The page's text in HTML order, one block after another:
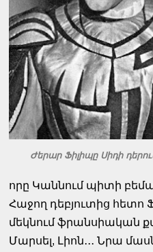
Ժերար Ֆիլիպը Սիդի
որը Կաննում պիտի
Հաջող դեբյուտից հետո
մեկնում ֆրանսիական
Մարսել, Լիոն․․․ Նրա